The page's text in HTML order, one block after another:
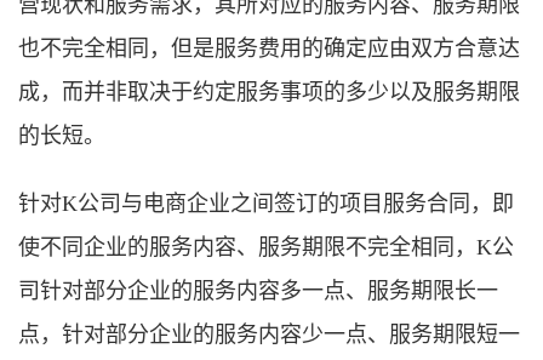
营现状和服务需求，其所对应的服务内容、服务期限
也不完全相同，但是服务费用的确定应由双方合意达
成，而并非取决于约定服务事项的多少以及服务期限
的长短。
针对K公司与电商企业之间签订的项目服务合同，即
使不同企业的服务内容、服务期限不完全相同，K公
司针对部分企业的服务内容多一点、服务期限长一
点，针对部分企业的服务内容少一点、服务期限短一